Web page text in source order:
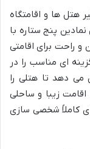
هتل ها و اقامتگاه
پنج ستاره با
و راحت برای اقامتی
ای مناسب را در
می دهد تا هتلی را
اقامت زیبا و ساحلی
کاملاً شخصی سازی